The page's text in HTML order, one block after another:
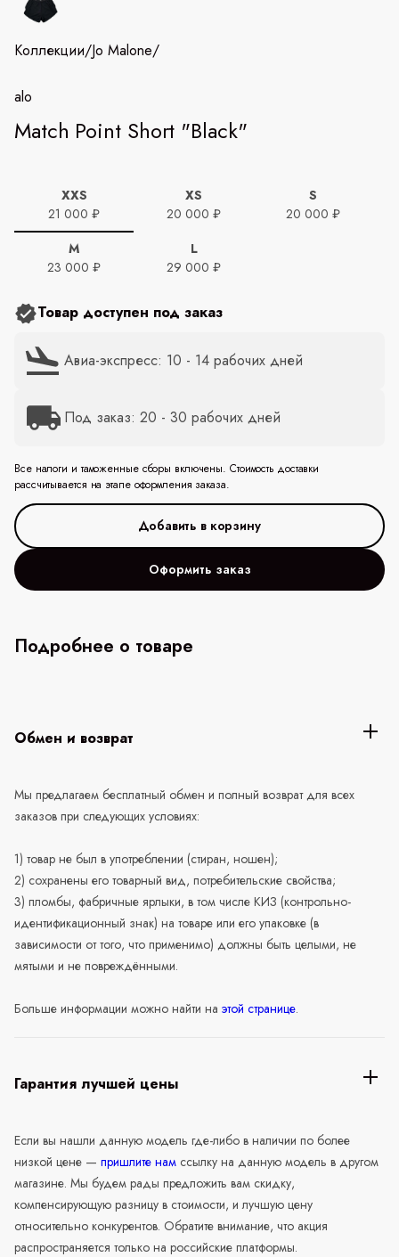
Коллекции/Jo Malone/
alo
Match Point Short "Black"
XXS
21 000 ₽
XS
20 000 ₽
S
20 000 ₽
M
23 000 ₽
L
29 000 ₽
Товар доступен под заказ
Авиа-экспресс: 10 - 14 рабочих дней
Под заказ: 20 - 30 рабочих дней
Все налоги и таможенные сборы включены. Стоимость доставки
рассчитывается на этапе оформления заказа.
Оформить заказ
Подробнее о товаре
Обмен и возврат
Мы предлагаем бесплатный обмен и полный возврат для всех
заказов при следующих условиях:
1) товар не был в употреблении (стиран, ношен);
2) сохранены его товарный вид, потребительские свойства;
3) пломбы, фабричные ярлыки, в том числе КИЗ (контрольно-
идентификационный знак) на товаре или его упаковке (в
зависимости от того, что применимо) должны быть целыми, не
мятыми и не повреждёнными.
Больше информации можно найти на этой странице.
Гарантия лучшей цены
Если вы нашли данную модель где-либо в наличии по более
низкой цене — пришлите нам ссылку на данную модель в другом
магазине. Мы будем рады предложить вам скидку,
компенсирующую разницу в стоимости, и лучшую цену
относительно конкурентов. Обратите внимание, что акция
распространяется только на российские платформы.